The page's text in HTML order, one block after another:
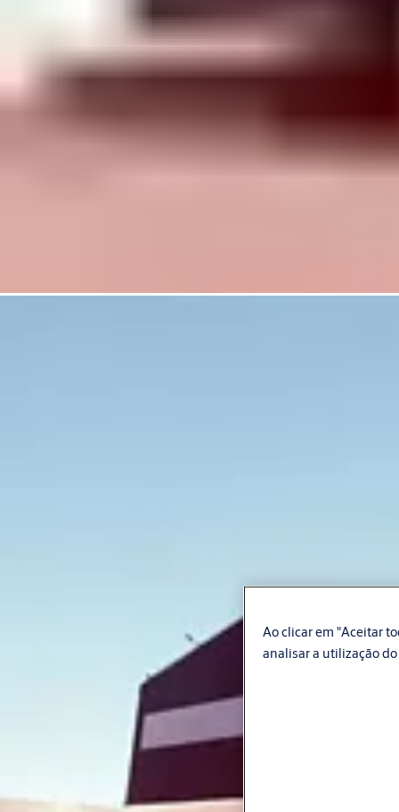
Ao clicar em "Aceitar
analisar a utilização